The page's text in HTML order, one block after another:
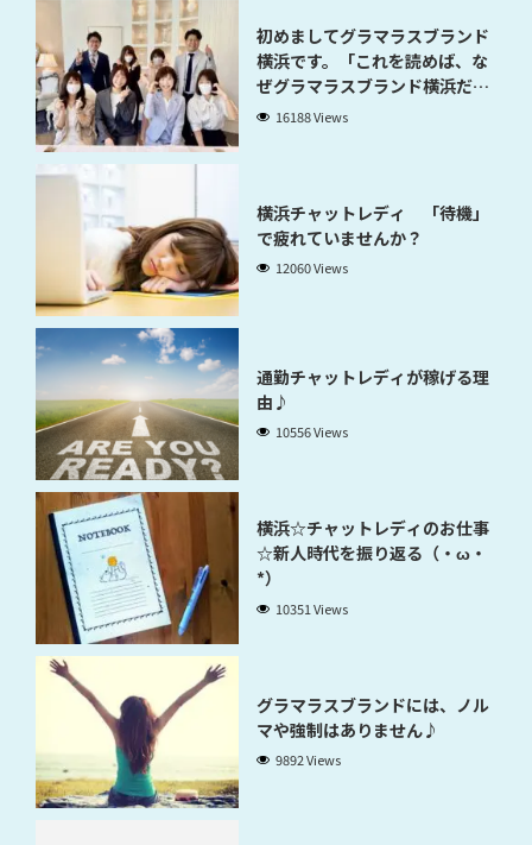
初めましてグラマラスブランド
横浜です。「これを読めば、な
ぜグラマラスブランド横浜だと
稼げるのかが分かります」
16188 Views
横浜チャットレディ 「待機」
で疲れていませんか？
12060 Views
通勤チャットレディが稼げる理
由♪
10556 Views
横浜☆チャットレディのお仕事
☆新人時代を振り返る（・ω・
*）
10351 Views
グラマラスブランドには、ノル
マや強制はありません♪
9892 Views